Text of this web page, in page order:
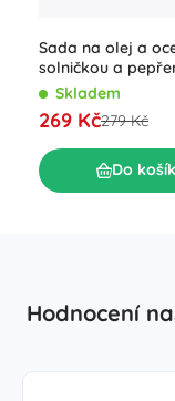
Sada na olej a
solničkou a
stojanu, 5dílná
Skladem
269 Kč279 Kč
Do
Hodnocení